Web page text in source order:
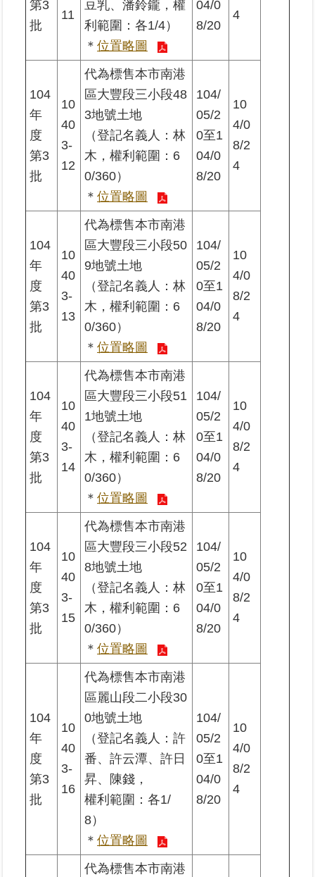
私
權
全
政
策
聯
絡
訊
各
科
電
話
資
料
開
放
宣
告
第3
批
11
豆乳、潘鈴鑨，權
利範圍：各1/4）
＊ 位置略圖
04/0
8/20
4
104
年
度
第3
批
10
40
3-
12
代為標售本市南港
區大豐段三小段48
3地號土地
（登記名義人：林
木，權利範圍：6
0/360）
＊ 位置略圖
104/
05/2
0至1
04/0
8/20
10
4/0
8/2
4
104
年
度
第3
批
10
40
3-
13
代為標售本市南港
區大豐段三小段50
9地號土地
（登記名義人：林
木，權利範圍：6
0/360）
＊ 位置略圖
104/
05/2
0至1
04/0
8/20
10
4/0
8/2
4
104
年
度
第3
批
10
40
3-
14
代為標售本市南港
區大豐段三小段51
1地號土地
（登記名義人：林
木，權利範圍：6
0/360）
＊ 位置略圖
104/
05/2
0至1
04/0
8/20
10
4/0
8/2
4
104
年
度
第3
批
10
40
3-
15
代為標售本市南港
區大豐段三小段52
8地號土地
（登記名義人：林
木，權利範圍：6
0/360）
＊ 位置略圖
104/
05/2
0至1
04/0
8/20
10
4/0
8/2
4
104
年
度
第3
批
10
40
3-
16
代為標售本市南港
區麗山段二小段30
0地號土地
（登記名義人：許
番、許云潭、許日
昇、陳錢，
權利範圍：各1/
8）
＊ 位置略圖
104/
05/2
0至1
04/0
8/20
10
4/0
8/2
4
代為標售本市南港